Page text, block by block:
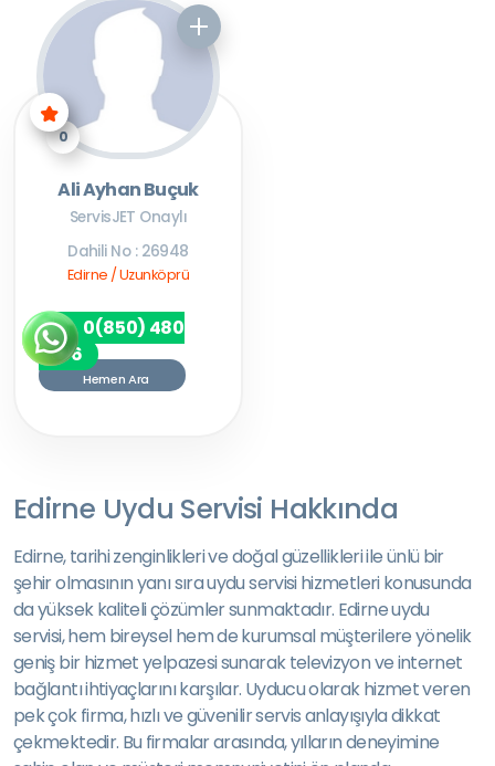
0
Ali Ayhan Buçuk
ServisJET Onaylı
Dahili No : 26948
Edirne / Uzunköprü
0(850) 480
7256
Hemen Ara
Edirne Uydu Servisi Hakkında
Edirne, tarihi zenginlikleri ve doğal güzellikleri ile ünlü bir
şehir olmasının yanı sıra uydu servisi hizmetleri konusunda
da yüksek kaliteli çözümler sunmaktadır. Edirne uydu
servisi, hem bireysel hem de kurumsal müşterilere yönelik
geniş bir hizmet yelpazesi sunarak televizyon ve internet
bağlantı ihtiyaçlarını karşılar. Uyducu olarak hizmet veren
pek çok firma, hızlı ve güvenilir servis anlayışıyla dikkat
çekmektedir. Bu firmalar arasında, yılların deneyimine